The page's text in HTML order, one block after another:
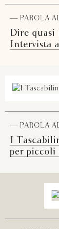
— PAROLA
Dire quasi
Intervista
— PAROLA
I
per